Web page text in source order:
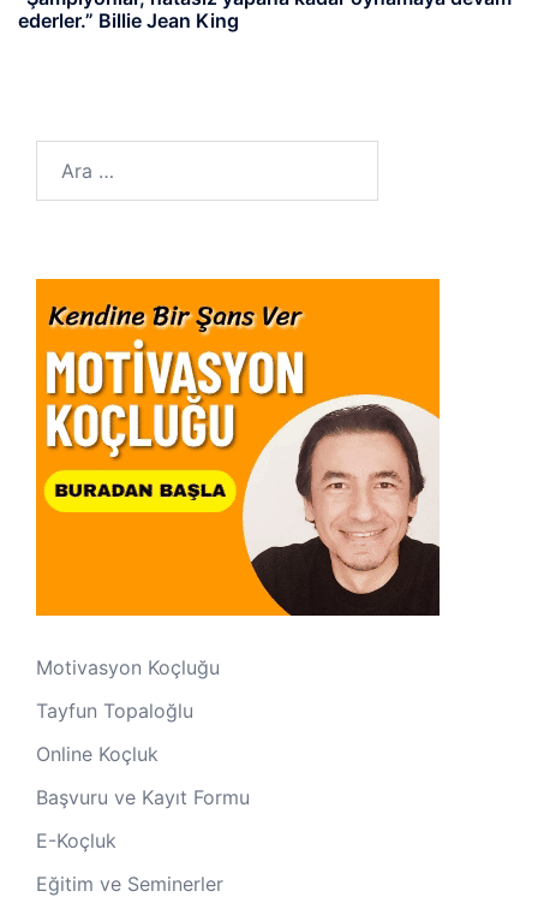
ederler.” Billie Jean King
Motivasyon Koçluğu
Tayfun Topaloğlu
Online Koçluk
Başvuru ve Kayıt Formu
E-Koçluk
Eğitim ve Seminerler